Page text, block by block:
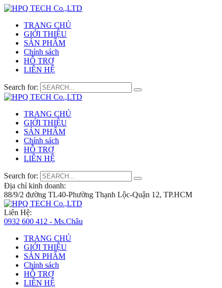
TRANG CHỦ
GIỚI THIỆU
SẢN PHẨM
Chính sách
HỖ TRỢ
LIÊN HỆ
Search for:
TRANG CHỦ
GIỚI THIỆU
SẢN PHẨM
Chính sách
HỖ TRỢ
LIÊN HỆ
Search for:
Địa chỉ kinh doanh:
88/9/2 đường TL40-Phường Thạnh Lộc-Quận 12, TP.HCM
Liên Hệ:
0932 600 412 - Ms.Châu
TRANG CHỦ
GIỚI THIỆU
SẢN PHẨM
Chính sách
HỖ TRỢ
LIÊN HỆ